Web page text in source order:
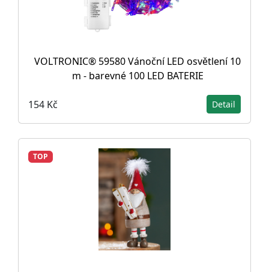
VOLTRONIC® 59580 Vánoční LED osvětlení 10
m - barevné 100 LED BATERIE
154 Kč Detail
TOP